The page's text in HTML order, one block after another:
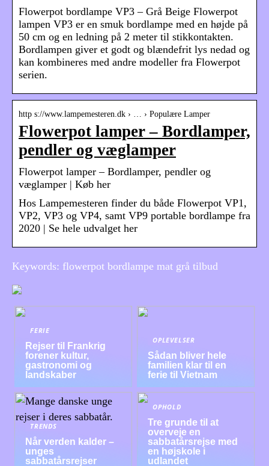
Flowerpot bordlampe VP3 – Grå Beige Flowerpot
lampen VP3 er en smuk bordlampe med en højde på
50 cm og en ledning på 2 meter til stikkontakten.
Bordlampen giver et godt og blændefrit lys nedad og
kan kombineres med andre modeller fra Flowerpot
serien.
http s://www.lampemesteren.dk › … › Populære Lamper
Flowerpot lamper – Bordlamper,
pendler og væglamper
Flowerpot lamper – Bordlamper, pendler og
væglamper | Køb her
Hos Lampemesteren finder du både Flowerpot VP1,
VP2, VP3 og VP4, samt VP9 portable bordlampe fra
2020 | Se hele udvalget her
Keywords: flowerpot bordlampe mat grå tilbud
FERIE
Rejser til Frankrig
forener kultur,
gastronomi og
landskaber
OPLEVELSER
Sådan bliver hele
familien klar til en
ferie til Vietnam
TRENDS
Når verden kalder –
unges
sabbatårsrejser
OPHOLD
Tre grunde til at
overveje en
sabbatårsrejse med
en højskole i
udlandet